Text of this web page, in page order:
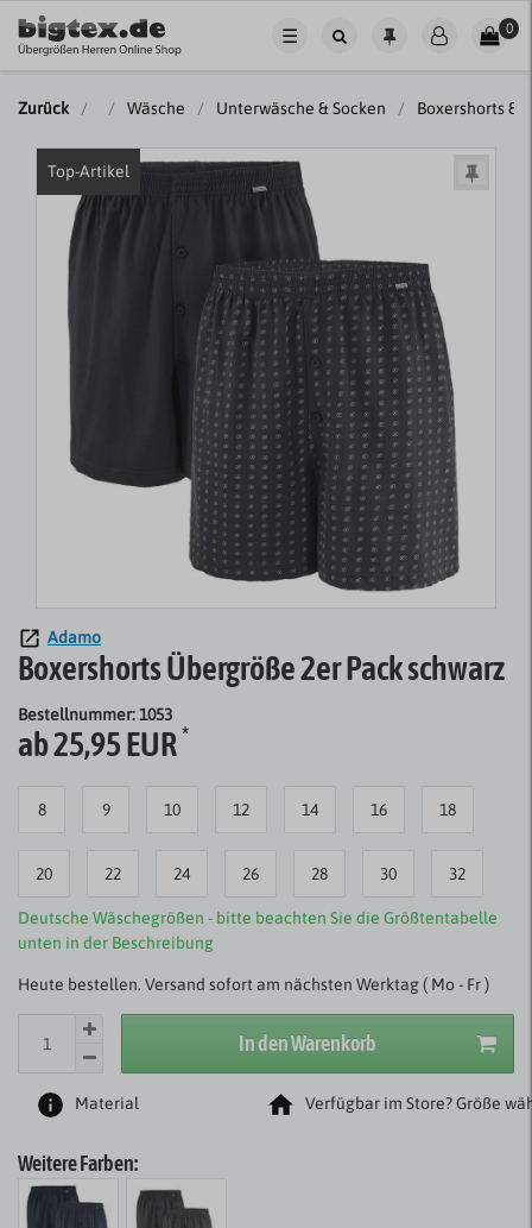
☰ 0
Zurück Wäsche Unterwäsche & Socken Boxershorts &
Top-Artikel
Adamo
Boxershorts Übergröße 2er Pack schwarz
Bestellnummer: 1053
ab 25,95 EUR*
8 9 10 12 14 16 18
20 22 24 26 28 30 32
Deutsche Wäschegrößen - bitte beachten Sie die Größtentabelle
unten in der Beschreibung
Heute bestellen. Versand sofort am nächsten Werktag ( Mo - Fr )
In den Warenkorb
Material Verfügbar im Store? Größe
Weitere Farben: